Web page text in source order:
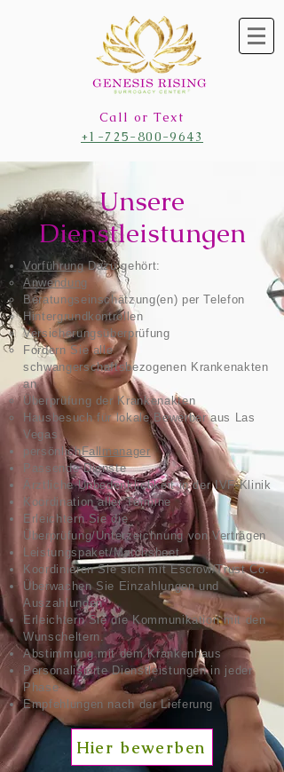
Call or Text
+1-725-800-9643
Unsere
Dienstleistungen
VorführungDazu gehört:​
Anwendung
Beratungseinschätzung(en) per Telefon
Hintergrundkontrollen
Versicherungsüberprüfung
Fordern Sie alle
schwangerschaftsbezogenen Krankenakten
an
Überprüfung der Krankenakten
Hausbesuch für lokale Bewerber aus Las
Vegas
persönlichFallmanager
Passende Dienste
Ärztliche Unbedenklichkeit in der IVF-Klinik
Koordination aller Termine
Erleichtern Sie die
Überprüfung/Unterzeichnung von Verträgen
Leistungspaket/Matchsheet
Koordinieren Sie sich mit Escrow/Trust Co.
Überwachen Sie Einzahlungen und
Auszahlungen
Erleichtern Sie die Kommunikation mit den
Wunscheltern.
Abstimmung mit dem Krankenhaus
Personalisierte Dienstleistungen in jeder
Phase
Empfehlungen nach der Lieferung
Hier bewerben